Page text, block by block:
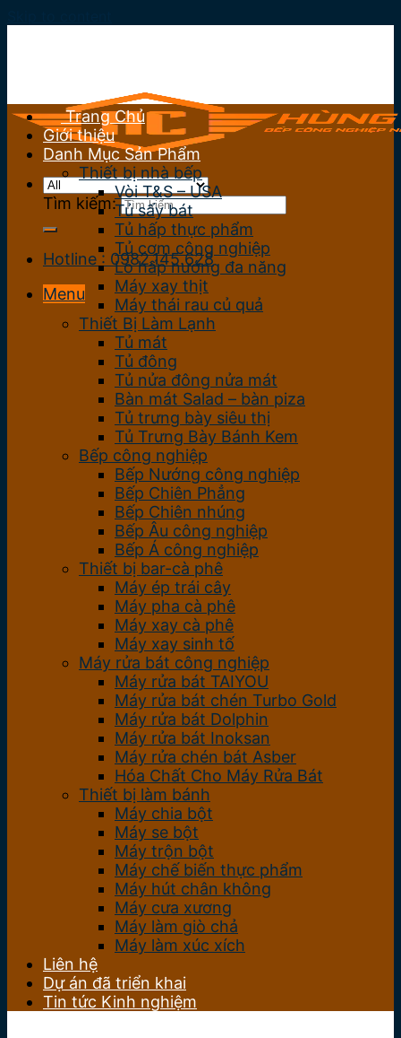
Tìm kiếm:
Hotline : 0982.145.628
Menu
Trang Chủ
Giới thiệu
Danh Mục Sản Phẩm
Thiết bị nhà bếp
Vòi T&S – USA
Tủ sấy bát
Tủ hấp thực phẩm
Tủ cơm công nghiệp
Lò hấp nướng đa năng
Máy xay thịt
Máy thái rau củ quả
Thiết Bị Làm Lạnh
Tủ mát
Tủ đông
Tủ nửa đông nửa mát
Bàn mát Salad – bàn piza
Tủ trưng bày siêu thị
Tủ Trưng Bày Bánh Kem
Bếp công nghiệp
Bếp Nướng công nghiệp
Bếp Chiên Phẳng
Bếp Chiên nhúng
Bếp Âu công nghiệp
Bếp Á công nghiệp
Thiết bị bar-cà phê
Máy ép trái cây
Máy pha cà phê
Máy xay cà phê
Máy xay sinh tố
Máy rửa bát công nghiệp
Máy rửa bát TAIYOU
Máy rửa bát chén Turbo Gold
Máy rửa bát Dolphin
Máy rửa bát Inoksan
Máy rửa chén bát Asber
Hóa Chất Cho Máy Rửa Bát
Thiết bị làm bánh
Máy chia bột
Máy se bột
Máy trộn bột
Máy chế biến thực phẩm
Máy hút chân không
Máy cưa xương
Máy làm giò chả
Máy làm xúc xích
Liên hệ
Dự án đã triển khai
Tin tức Kinh nghiệm